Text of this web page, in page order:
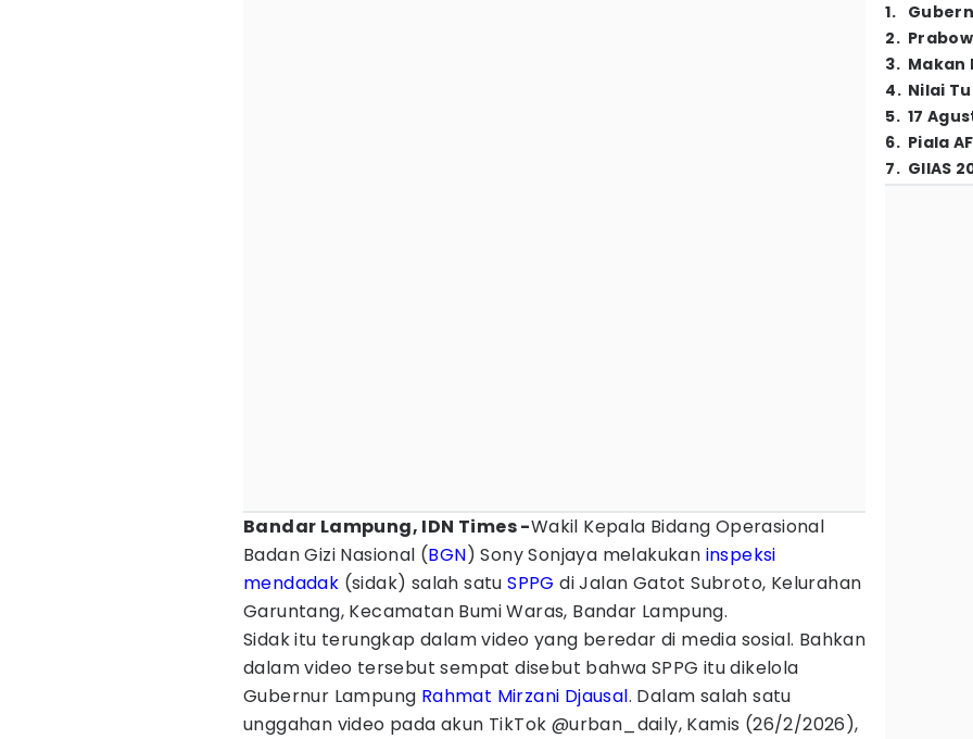
Bandar Lampung, IDN Times -Wakil Kepala Bidang Operasional
Badan Gizi Nasional (BGN) Sony Sonjaya melakukan inspeksi
mendadak (sidak) salah satuSPPG di Jalan Gatot Subroto, Kelurahan
Garuntang, Kecamatan Bumi Waras, Bandar Lampung.
Sidak itu terungkap dalam video yang beredar di media sosial. Bahkan
dalam video tersebut sempat disebut bahwa SPPG itu dikelola
Gubernur Lampung Rahmat Mirzani Djausal. Dalam salah satu
unggahan video pada akun TikTok @urban_daily, Kamis (26/2/2026),
1.
2.
3. Makan
4. Nilai
5. 17
6. Piala
7. GIIAS